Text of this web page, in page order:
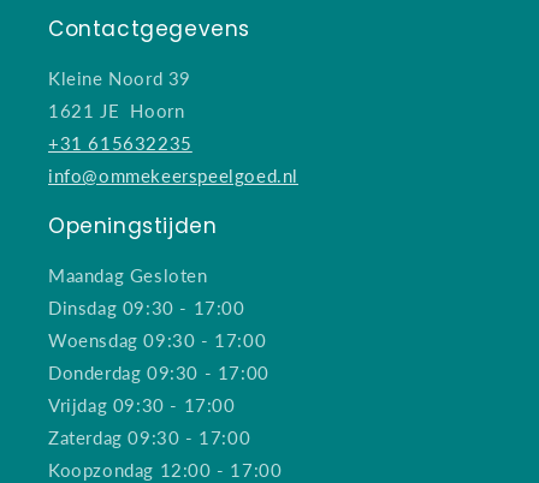
Contactgegevens
Kleine Noord 39
1621 JE Hoorn
+31 615632235
info@ommekeerspeelgoed.nl
Openingstijden
Maandag Gesloten
Dinsdag 09:30 - 17:00
Woensdag 09:30 - 17:00
Donderdag 09:30 - 17:00
Vrijdag 09:30 - 17:00
Zaterdag 09:30 - 17:00
Koopzondag 12:00 - 17:00